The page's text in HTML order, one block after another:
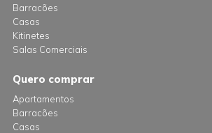
Barracões
Casas
Kitinetes
Salas Comerciais
Quero comprar
Apartamentos
Barracões
Casas